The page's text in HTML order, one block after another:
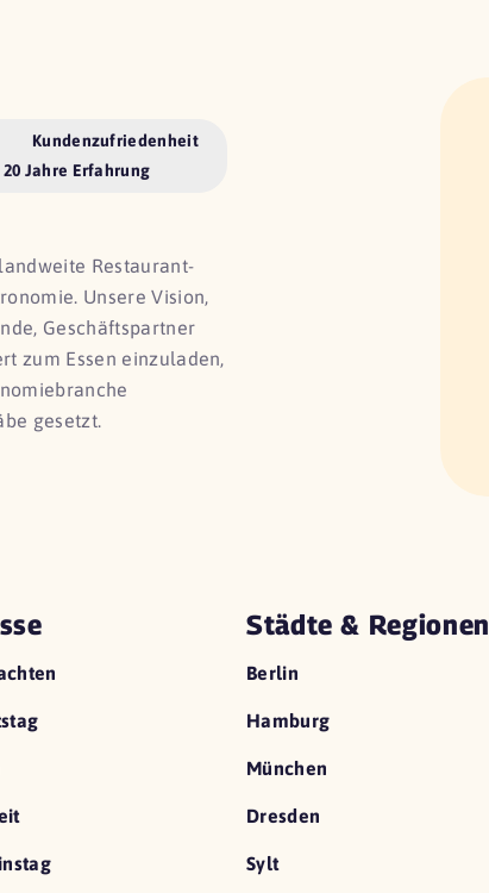
Kundenzufriedenheit
20 Jahre Erfahrung
Restaurant-
Unsere Vision,
Geschäftspartner
zum Essen einzuladen,
gesetzt.
Städte & Regionen
Berlin
Hamburg
München
Dresden
Sylt